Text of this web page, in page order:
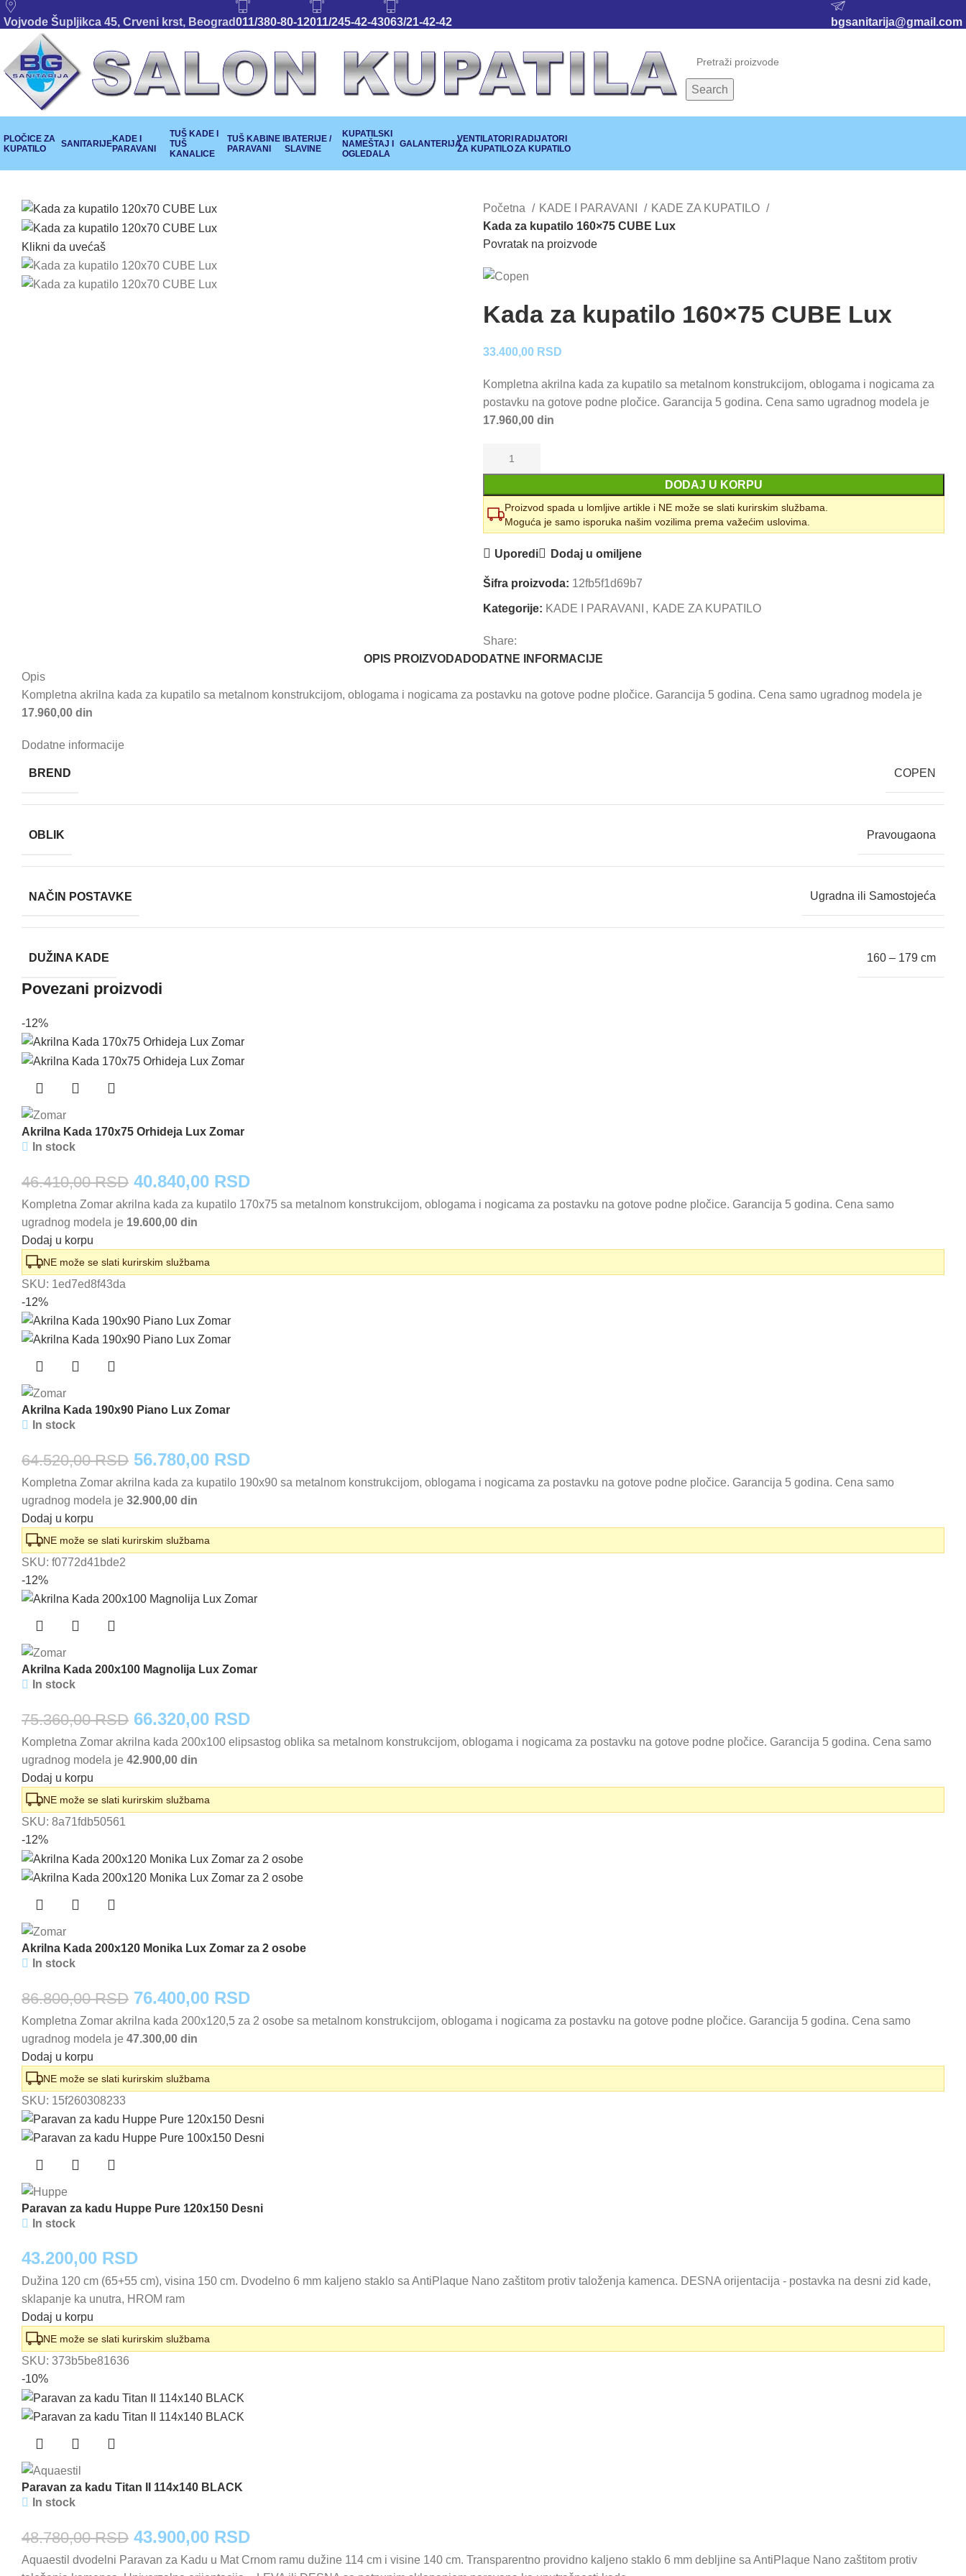
Vojvode Šupljikca 45, Crveni krst, Beograd011/380-80-12011/245-42-43063/21-42-42 bgsanitarija@gmail.com
Search
PLOČICE ZA
KUPATILO
SANITARIJEKADE I
PARAVANI
TUŠ KADE I
TUŠ
KANALICE
TUŠ KABINE I
PARAVANI
BATERIJE /
SLAVINE
KUPATILSKI
NAMEŠTAJ I
OGLEDALA
GALANTERIJAVENTILATORI
ZA KUPATILO
RADIJATORI
ZA KUPATILO
Klikni da uvećaš
Početna KADE I PARAVANI
KADE ZA KUPATILO
Kada za kupatilo 160×75 CUBE Lux
Povratak na proizvode
Kada za kupatilo 160×75 CUBE Lux
33.400,00 RSD
Kompletna akrilna kada za kupatilo sa metalnom konstrukcijom, oblogama i nogicama za
postavku na gotove podne pločice. Garancija 5 godina. Cena samo ugradnog modela je
17.960,00 din
DODAJ U KORPU
Proizvod spada u lomljive artikle i NE može se slati kurirskim službama.
Moguća je samo isporuka našim vozilima prema važećim uslovima.
Uporedi Dodaj u omiljene
Šifra proizvoda: 12fb5f1d69b7
Kategorije: KADE I PARAVANI , KADE ZA KUPATILO
Share:
OPIS PROIZVODA DODATNE INFORMACIJE
Opis
Kompletna akrilna kada za kupatilo sa metalnom konstrukcijom, oblogama i nogicama za postavku na gotove podne pločice. Garancija 5 godina. Cena samo ugradnog modela je
17.960,00 din
Dodatne informacije
BREND COPEN
OBLIK Pravougaona
NAČIN POSTAVKE Ugradna ili Samostojeća
DUŽINA KADE 160 – 179 cm
Povezani proizvodi
-12%
Akrilna Kada 170x75 Orhideja Lux Zomar
In stock
46.410,00RSD Originalna
cena
bila:
40.840,00 RSDTrenutna
cena
Kompletna Zomar akrilna kada za kupatilo 170x75 sa metalnom konstrukcijom, oblogama i nogicama za postavku na gotove podne pločice. Garancija 5 godina. Cena samo
ugradnog modela je 19.600,00 din
Dodaj u korpu
NE može se slati kurirskim službama
SKU: 1ed7ed8f43da
-12%
Akrilna Kada 190x90 Piano Lux Zomar
In stock
64.520,00RSD Originalna
cena
bila:
56.780,00 RSDTrenutna
cena
Kompletna Zomar akrilna kada za kupatilo 190x90 sa metalnom konstrukcijom, oblogama i nogicama za postavku na gotove podne pločice. Garancija 5 godina. Cena samo
ugradnog modela je 32.900,00 din
Dodaj u korpu
NE može se slati kurirskim službama
SKU: f0772d41bde2
-12%
Akrilna Kada 200x100 Magnolija Lux Zomar
In stock
75.360,00RSD Originalna
cena
bila:
66.320,00 RSDTrenutna
cena
Kompletna Zomar akrilna kada 200x100 elipsastog oblika sa metalnom konstrukcijom, oblogama i nogicama za postavku na gotove podne pločice. Garancija 5 godina. Cena samo
ugradnog modela je 42.900,00 din
Dodaj u korpu
NE može se slati kurirskim službama
SKU: 8a71fdb50561
-12%
Akrilna Kada 200x120 Monika Lux Zomar za 2 osobe
In stock
86.800,00RSD Originalna
cena
bila:
76.400,00 RSDTrenutna
cena
Kompletna Zomar akrilna kada 200x120,5 za 2 osobe sa metalnom konstrukcijom, oblogama i nogicama za postavku na gotove podne pločice. Garancija 5 godina. Cena samo
ugradnog modela je 47.300,00 din
Dodaj u korpu
NE može se slati kurirskim službama
SKU: 15f260308233
Paravan za kadu Huppe Pure 120x150 Desni
In stock
43.200,00 RSD
Dužina 120 cm (65+55 cm), visina 150 cm. Dvodelno 6 mm kaljeno staklo sa AntiPlaque Nano zaštitom protiv taloženja kamenca. DESNA orijentacija - postavka na desni zid kade,
sklapanje ka unutra, HROM ram
Dodaj u korpu
NE može se slati kurirskim službama
SKU: 373b5be81636
-10%
Paravan za kadu Titan II 114x140 BLACK
In stock
48.780,00RSD Originalna
cena
43.900,00 RSDTrenutna
cena
Aquaestil dvodelni Paravan za Kadu u Mat Crnom ramu dužine 114 cm i visine 140 cm. Transparentno providno kaljeno staklo 6 mm debljine sa AntiPlaque Nano zaštitom protiv